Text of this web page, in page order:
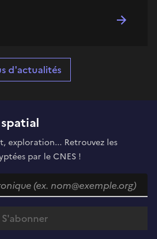
d'actualités
exploration... Retrouvez les
par le CNES !